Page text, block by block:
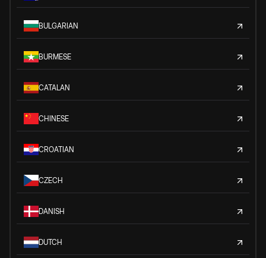
BULGARIAN
BURMESE
CATALAN
CHINESE
CROATIAN
CZECH
DANISH
DUTCH